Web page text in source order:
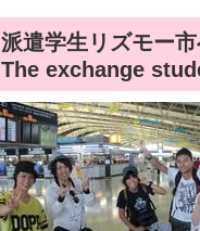
派遣学生リズモー
The exchange